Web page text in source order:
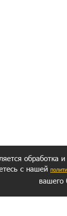
обработка
с нашей
вашего